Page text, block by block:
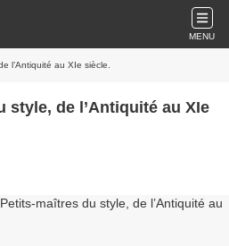
MENU
l’Antiquité au XIe siècle.
style, de l’Antiquité au XIe